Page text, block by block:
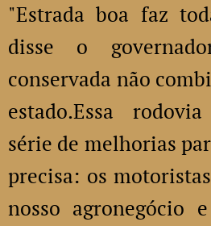
"Estrada boa faz
disse o
conservada não
estado.Essa
série de melhorias
precisa: os
nosso agronegócio